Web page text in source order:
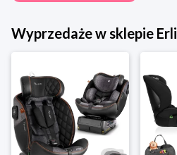
Wyprzedaże w sklepie Erli